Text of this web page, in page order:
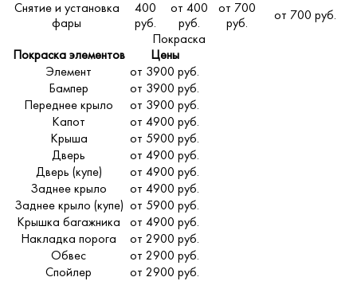
Снятие и установка
фары
400
руб.
от 400
руб.
от 700
руб.
от 700 руб.
Покраска
Покраска элементов
Цены
Элемент
от 3900 руб.
Бампер
от 3900 руб.
Переднее крыло
от 3900 руб.
Капот
от 4900 руб.
Крыша
от 5900 руб.
Дверь
от 4900 руб.
Дверь (купе)
от 4900 руб.
Заднее крыло
от 4900 руб.
Заднее крыло (купе) от 5900 руб.
Крышка багажника
от 4900 руб.
Накладка порога
от 2900 руб.
Обвес
от 2900 руб.
Спойлер
от 2900 руб.